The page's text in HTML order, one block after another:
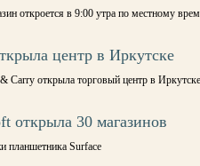
откроется в 9:00 утра по местному
центр в Иркутске
Carry открыла торговый центр в Иркутске
открыла 30 магазинов
планшетника Surface